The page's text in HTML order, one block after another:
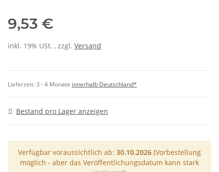
9,53 €
inkl. 19% USt. , zzgl. Versand
Lieferzeit:3 - 4 Monate innerhalb Deutschland*
Bestand pro Lager anzeigen
Verfügbar voraussichtlich ab: 30.10.2026 (Vorbestellung
möglich - aber das Veröffentlichungsdatum kann stark